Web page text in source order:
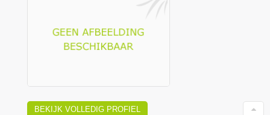
BEKIJK VOLLEDIG PROFIEL